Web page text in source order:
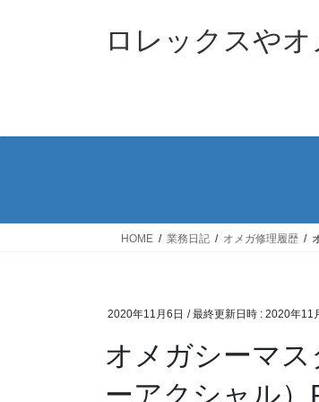
ス
ン
ロレックスや
HOME 業務日記 オメガ修理履歴
2020年11月6日 / 最終更新日時 : 2020年11
オメガシーマ
ーアクシャル